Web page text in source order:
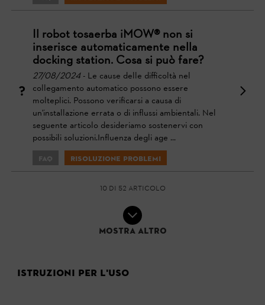
Il robot tosaerba iMOW® non si
inserisce automaticamente nella
docking station. Cosa si può fare?
27/08/2024- Le cause delle difficoltà nel
collegamento automatico possono essere
molteplici. Possono verificarsi a causa di
un'installazione errata o di influssi ambientali. Nel
seguente articolo desideriamo sostenervi con
possibili soluzioni.Influenza degli age ...
FAQ Risoluzione problemi
10 di 52 articolo
Mostra altro
Istruzioni per l'uso